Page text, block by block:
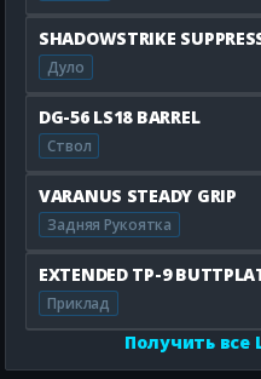
SHADOWSTRIKE
Дуло
DG-56 LS18 BARREL
Ствол
VARANUS STEADY GRIP
Задняя Рукоятка
EXTENDED TP-9
Приклад
Получить все